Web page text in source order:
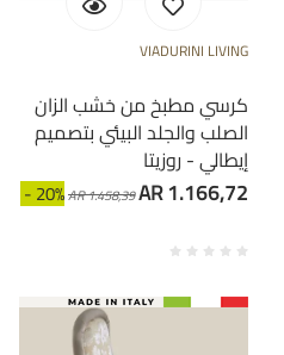
VIADURINI LIVING
كرسي مطبخ من خشب الزان
الصلب والجلد البيئي بتصميم
إيطالي - روزيتا
- 20%AR 1.458,39AR 1.166,72